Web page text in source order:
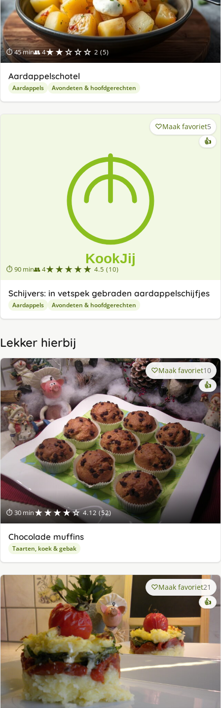
⏱ 45 min👥 4★★☆☆☆ 2 (5)
Aardappelschotel
Aardappels Avondeten & hoofdgerechten
⏱ 90 min👥 4★★★★★ 4.5 (10)
Maak favoriet5
👍
Schijvers: in vetspek gebraden aardappelschijfjes
Aardappels Avondeten & hoofdgerechten
Lekker hierbij
⏱ 30 min★★★★☆ 4.12 (52)
Maak favoriet10
👍
Chocolade muffins
Taarten, koek & gebak
Maak favoriet21
👍